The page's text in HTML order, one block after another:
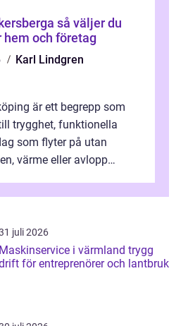
så väljer du
hem och företag
Karl Lindgren
är ett begrepp som
trygghet, funktionella
som flyter på utan
värme eller avlopp
juli 2026
Maskinservice i värmland trygg
för entreprenörer och lantbruk